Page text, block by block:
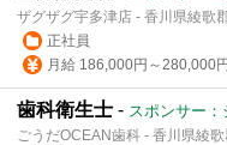
ザグザグ宇多津店 - 香川県綾歌
正社員
月給 186,000円～280,000
歯科衛生士 - スポンサー
ごうだOCEAN歯科 - 香川県綾